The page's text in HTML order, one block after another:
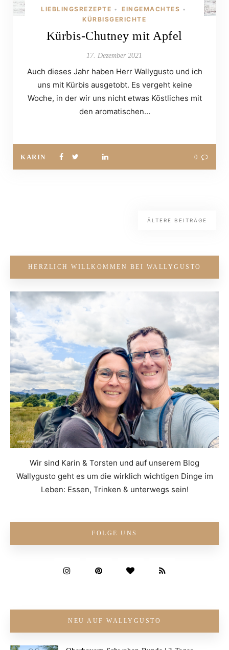
LIEBLINGSREZEPTE • EINGEMACHTES •
KÜRBISGERICHTE
Kürbis-Chutney mit Apfel
17. Dezember 2021
Auch dieses Jahr haben Herr Wallygusto und ich
uns mit Kürbis ausgetobt. Es vergeht keine
Woche, in der wir uns nicht etwas Köstliches mit
den aromatischen…
KARIN 0
ÄLTERE BEITRÄGE
HERZLICH WILLKOMMEN BEI WALLYGUSTO
Wir sind Karin & Torsten und auf unserem Blog
Wallygusto geht es um die wirklich wichtigen Dinge im
Leben: Essen, Trinken & unterwegs sein!
FOLGE UNS
NEU AUF WALLYGUSTO